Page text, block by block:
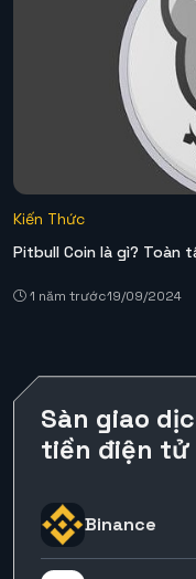
Kiến Thức
Pitbull Coin là gì? Toàn
1 năm trước19/09/2024
Sàn giao
tiền điện tử
Binance